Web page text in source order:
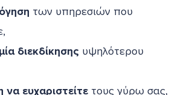
των υπηρεσιών που
διεκδίκησης υψηλότερου
να ευχαριστείτε τους γύρω σας,